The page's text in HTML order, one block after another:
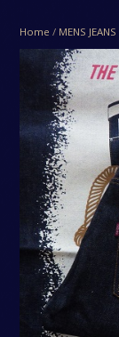
Home / MENS